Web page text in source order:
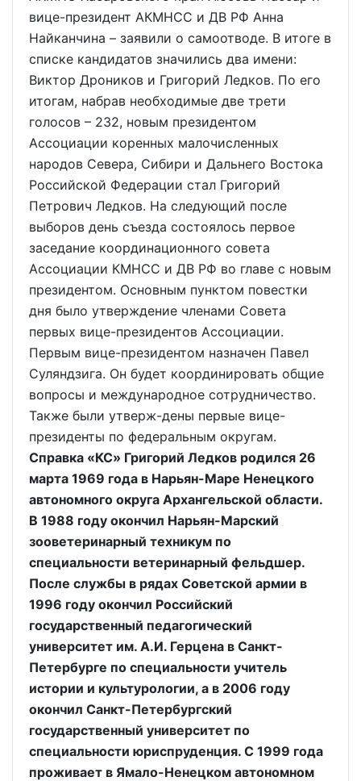
вице-президент АКМНСС и ДВ РФ Анна
Найканчина – заявили о самоотводе. В итоге в
списке кандидатов значились два имени:
Виктор Дроников и Григорий Ледков. По его
итогам, набрав необходимые две трети
голосов – 232, новым президентом
Ассоциации коренных малочисленных
народов Севера, Сибири и Дальнего Востока
Российской Федерации стал Григорий
Петрович Ледков. На следующий после
выборов день съезда состоялось первое
заседание координационного совета
Ассоциации КМНСС и ДВ РФ во главе с новым
президентом. Основным пунктом повестки
дня было утверждение членами Совета
первых вице-президентов Ассоциации.
Первым вице-президентом назначен Павел
Суляндзига. Он будет координировать общие
вопросы и международное сотрудничество.
Также были утверж-дены первые вице-
президенты по федеральным округам.
Справка «КС» Григорий Ледков родился 26
марта 1969 года в Нарьян-Маре Ненецкого
автономного округа Архангельской области.
В 1988 году окончил Нарьян-Марский
зооветеринарный техникум по
специальности ветеринарный фельдшер.
После службы в рядах Советской армии в
1996 году окончил Российский
государственный педагогический
университет им. А.И. Герцена в Санкт-
Петербурге по специальности учитель
истории и культурологии, а в 2006 году
окончил Санкт-Петербургский
государственный университет по
специальности юриспруденция. С 1999 года
проживает в Ямало-Ненецком автономном